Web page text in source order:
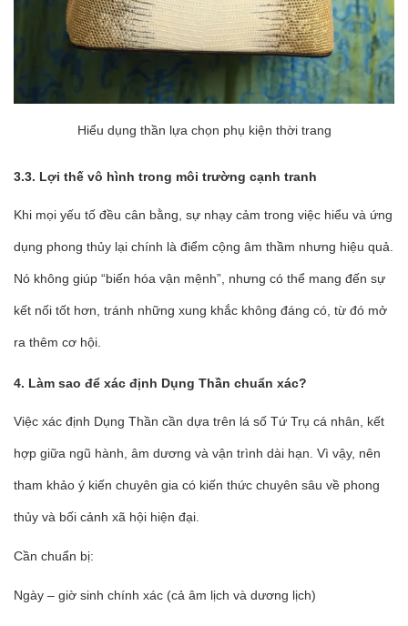
Hiểu dụng thần lựa chọn phụ kiện thời trang
3.3. Lợi thế vô hình trong môi trường cạnh tranh
Khi mọi yếu tố đều cân bằng, sự nhạy cảm trong việc hiểu và ứng
dụng phong thủy lại chính là điểm cộng âm thầm nhưng hiệu quả.
Nó không giúp “biến hóa vận mệnh”, nhưng có thể mang đến sự
kết nối tốt hơn, tránh những xung khắc không đáng có, từ đó mở
ra thêm cơ hội.
4. Làm sao để xác định Dụng Thần chuẩn xác?
Việc xác định Dụng Thần cần dựa trên lá số Tứ Trụ cá nhân, kết
hợp giữa ngũ hành, âm dương và vận trình dài hạn. Vì vậy, nên
tham khảo ý kiến chuyên gia có kiến thức chuyên sâu về phong
thủy và bối cảnh xã hội hiện đại.
Cần chuẩn bị:
Ngày – giờ sinh chính xác (cả âm lịch và dương lịch)